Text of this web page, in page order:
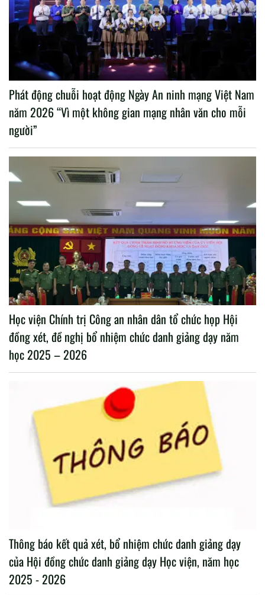
Phát động chuỗi hoạt động Ngày An ninh mạng Việt Nam
năm 2026 “Vì một không gian mạng nhân văn cho mỗi
người”
Học viện Chính trị Công an nhân dân tổ chức họp Hội
đồng xét, đề nghị bổ nhiệm chức danh giảng dạy năm
học 2025 – 2026
Thông báo kết quả xét, bổ nhiệm chức danh giảng dạy
của Hội đồng chức danh giảng dạy Học viện, năm học
2025 - 2026